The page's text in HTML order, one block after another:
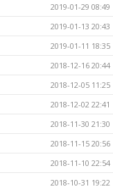
2019-01-29 08:49
2019-01-13 20:43
2019-01-11 18:35
2018-12-16 20:44
2018-12-05 11:25
2018-12-02 22:41
2018-11-30 21:30
2018-11-15 20:56
2018-11-10 22:54
2018-10-31 19:22